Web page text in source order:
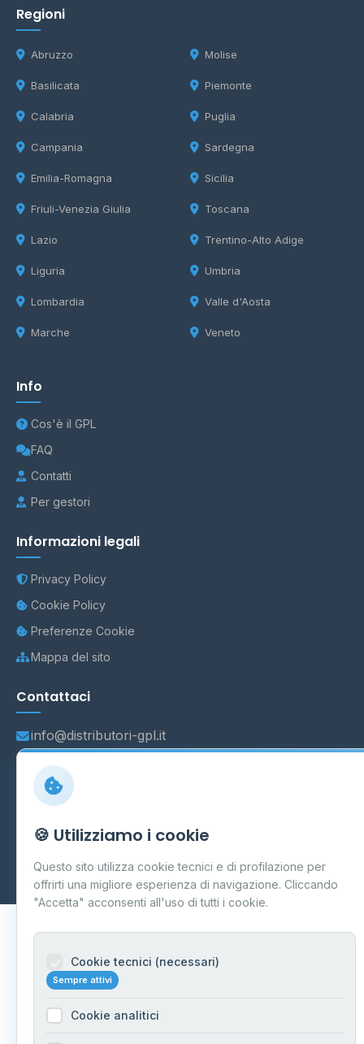
Regioni
Abruzzo
Basilicata
Calabria
Campania
Emilia-Romagna
Friuli-Venezia Giulia
Lazio
Liguria
Lombardia
Marche
Molise
Piemonte
Puglia
Sardegna
Sicilia
Toscana
Trentino-Alto Adige
Umbria
Valle d'Aosta
Veneto
Info
Cos'è il GPL
FAQ
Contatti
Per gestori
Informazioni legali
Privacy Policy
Cookie Policy
Preferenze Cookie
Mappa del sito
Contattaci
info@distributori-gpl.it
Carpi P.IVA 03859300364
Dati forniti daMinistero delle Imprese e del Made in Italy
Aggiornamento quotidiano
🍪 Utilizziamo i cookie
Questo sito utilizza cookie tecnici e di profilazione per
offrirti una migliore esperienza di navigazione. Cliccando
"Accetta" acconsenti all'uso di tutti i cookie.
Cookie tecnici (necessari)
Sempre attivi
Cookie analitici